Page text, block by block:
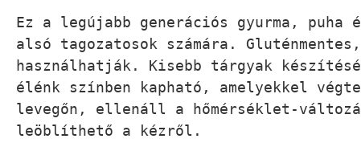
Ez a legújabb generációs gyurma, puha
alsó tagozatosok számára.
használhatják. Kisebb tárgyak
élénk színben kapható, amelyekkel
levegőn, ellenáll a hőmérséklet-
leöblíthető a kézről.